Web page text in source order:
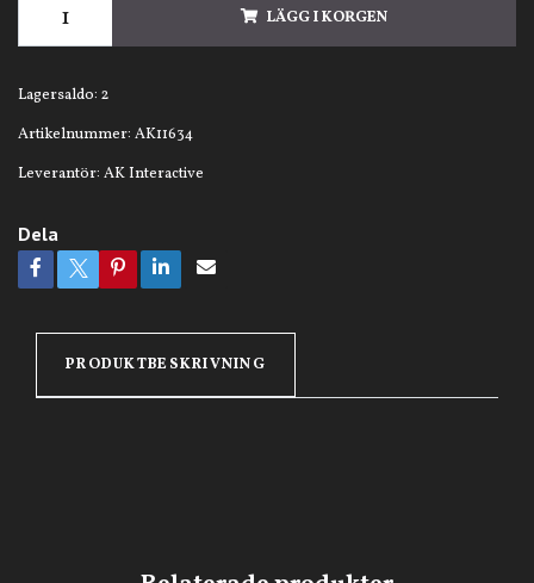
LÄGG I KORGEN
Lagersaldo: 2
Artikelnummer: AK11634
Leverantör: AK Interactive
Dela
PRODUKTBESKRIVNING